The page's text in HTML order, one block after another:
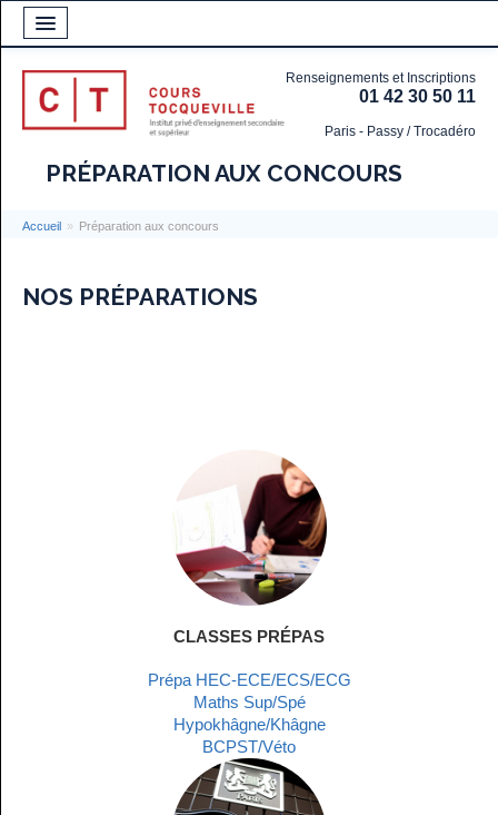
Renseignements et Inscriptions
01 42 30 50 11
Paris - Passy / Trocadéro
PRÉPARATION AUX CONCOURS
Accueil » Préparation aux concours
NOS PRÉPARATIONS
CLASSES PRÉPAS
Prépa HEC-ECE/ECS/ECG
Maths Sup/Spé
Hypokhâgne/Khâgne
BCPST/Véto